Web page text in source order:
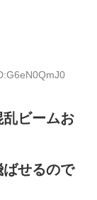
ビームお
せるので